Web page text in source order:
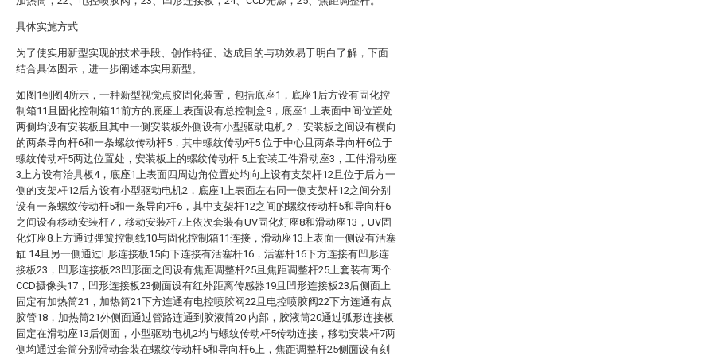
具体实施方式
为了使实用新型实现的技术手段、创作特征、达成目的与功效易于明白了解，下面
结合具体图示，进一步阐述本实用新型。
如图1到图4所示，一种新型视觉点胶固化装置，包括底座1，底座1后方设有固化控
制箱11且固化控制箱11前方的底座上表面设有总控制盒9，底座1 上表面中间位置处
两侧均设有安装板且其中一侧安装板外侧设有小型驱动电机 2，安装板之间设有横向
的两条导向杆6和一条螺纹传动杆5，其中螺纹传动杆5 位于中心且两条导向杆6位于
螺纹传动杆5两边位置处，安装板上的螺纹传动杆 5上套装工件滑动座3，工件滑动座
3上方设有治具板4，底座1上表面四周边角位置处均向上设有支架杆12且位于后方一
侧的支架杆12后方设有小型驱动电机2，底座1上表面左右同一侧支架杆12之间分别
设有一条螺纹传动杆5和一条导向杆6，其中支架杆12之间的螺纹传动杆5和导向杆6
之间设有移动安装杆7，移动安装杆7上依次套装有UV固化灯座8和滑动座13，UV固
化灯座8上方通过弹簧控制线10与固化控制箱11连接，滑动座13上表面一侧设有活塞
缸 14且另一侧通过L形连接板15向下连接有活塞杆16，活塞杆16下方连接有凹形连
接板23，凹形连接板23凹形面之间设有焦距调整杆25且焦距调整杆25上套装有两个
CCD摄像头17，凹形连接板23侧面设有红外距离传感器19且凹形连接板23后侧面上
固定有加热筒21，加热筒21下方连通有电控喷胶阀22且电控喷胶阀22下方连通有点
胶管18，加热筒21外侧面通过管路连通到胶液筒20 内部，胶液筒20通过弧形连接板
固定在滑动座13后侧面，小型驱动电机2均与螺纹传动杆5传动连接，移动安装杆7两
侧均通过套筒分别滑动套装在螺纹传动杆5和导向杆6上，焦距调整杆25侧面设有刻